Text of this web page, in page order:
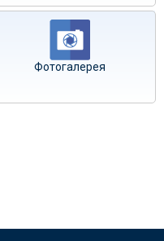
Фотогалерея